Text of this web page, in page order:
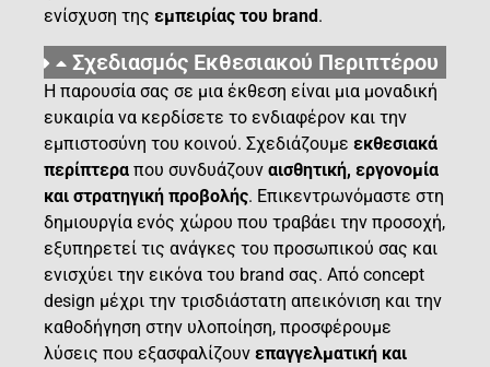
ενίσχυση της εμπειρίας του brand .
Σχεδιασμός Εκθεσιακού Περιπτέρου
Η παρουσία σας σε μια έκθεση είναι μια μοναδική
ευκαιρία να κερδίσετε το ενδιαφέρον και την
εμπιστοσύνη του κοινού. Σχεδιάζουμε εκθεσιακά
περίπτερα που συνδυάζουν αισθητική, εργονομία
και στρατηγική προβολής. Επικεντρωνόμαστε στη
δημιουργία ενός χώρου που τραβάει την προσοχή,
εξυπηρετεί τις ανάγκες του προσωπικού σας και
ενισχύει την εικόνα του brand σας. Από concept
design μέχρι την τρισδιάστατη απεικόνιση και την
καθοδήγηση στην υλοποίηση, προσφέρουμε
λύσεις που εξασφαλίζουν επαγγελματική και